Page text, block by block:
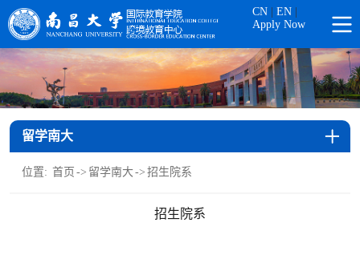
CN| EN|
Apply Now
留学南大
位置: 首页 -> 留学南大-> 招生院系
招生院系